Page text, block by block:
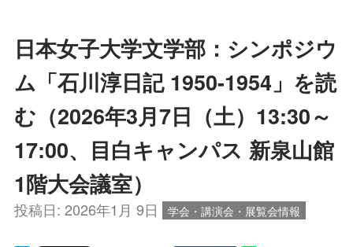
日本女子大学文学部：シンポジウ
ム「石川淳日記 1950-1954」を読
む（2026年3月7日（土）13:30～
17:00、目白キャンパス 新泉山館
1階大会議室）
投稿日: 2026年1月 9日 学会・講演会・展覧会情報